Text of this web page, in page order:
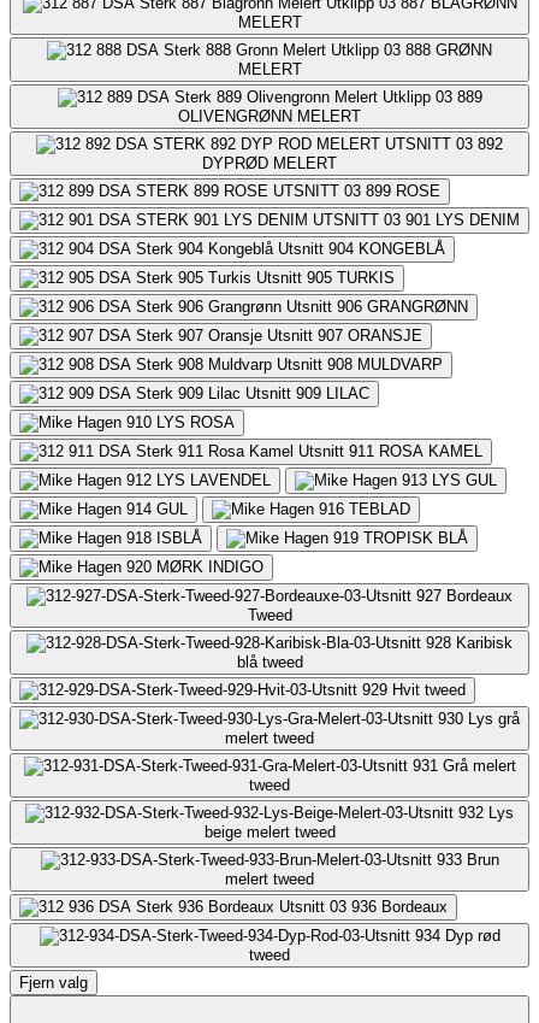
MELERT
888 GRØNN
MELERT
889
OLIVENGRØNN MELERT
892
DYPRØD MELERT
899 ROSE
901 LYS DENIM
904 KONGEBLÅ
905 TURKIS
906 GRANGRØNN
907 ORANSJE
908 MULDVARP
909 LILAC
910 LYS ROSA
911 ROSA KAMEL
912 LYS LAVENDEL 913 LYS GUL
914 GUL 916 TEBLAD
918 ISBLÅ 919 TROPISK BLÅ
920 MØRK INDIGO
927 Bordeaux
Tweed
928 Karibisk
blå tweed
929 Hvit tweed
930 Lys grå
melert tweed
931 Grå melert
tweed
932 Lys
beige melert tweed
933 Brun
melert tweed
936 Bordeaux
934 Dyp rød
tweed
Fjern valg